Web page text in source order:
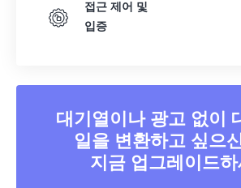
접근 제어 및
입증
대기열이나 광고 없이
일을 변환하고 싶으
지금 업그레이드